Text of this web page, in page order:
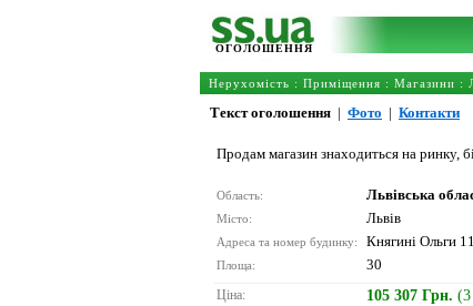
ОГОЛОШЕННЯ
Нерухомість : Приміщення : Магазини :
Текст оголошення | Фото | Контакти
Продам магазин знаходиться на ринку,
Область: Львівська
Місто: Львів
Адреса та номер будинку: Княгині Ольги
Площа: 30
Ціна: 105 307 Грн.